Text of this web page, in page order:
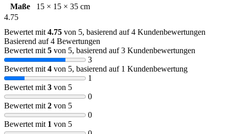
Maße
15 × 15 × 35 cm
4.75
Bewertet mit 4.75 von 5, basierend auf4 Kundenbewertungen
Basierend auf 4 Bewertungen
Bewertet mit 5 von 5, basierend auf3 Kundenbewertungen
3
Bewertet mit 4 von 5, basierend auf 1 Kundenbewertung
1
Bewertet mit 3 von 5
0
Bewertet mit 2 von 5
0
Bewertet mit 1 von 5